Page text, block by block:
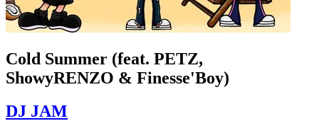
Cold Summer (feat. PETZ,
ShowyRENZO & Finesse'Boy)
DJ JAM